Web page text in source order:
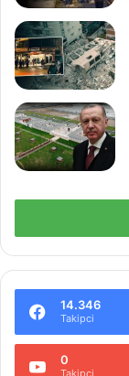
14.346
Takipci
0
Takipci